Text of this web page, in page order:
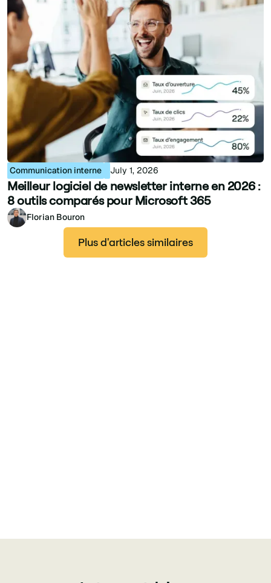
Communication interne July 1, 2026
Meilleur logiciel de newsletter interne en 2026 :
8 outils comparés pour Microsoft 365
Florian Bouron
Plus d'articles similaires